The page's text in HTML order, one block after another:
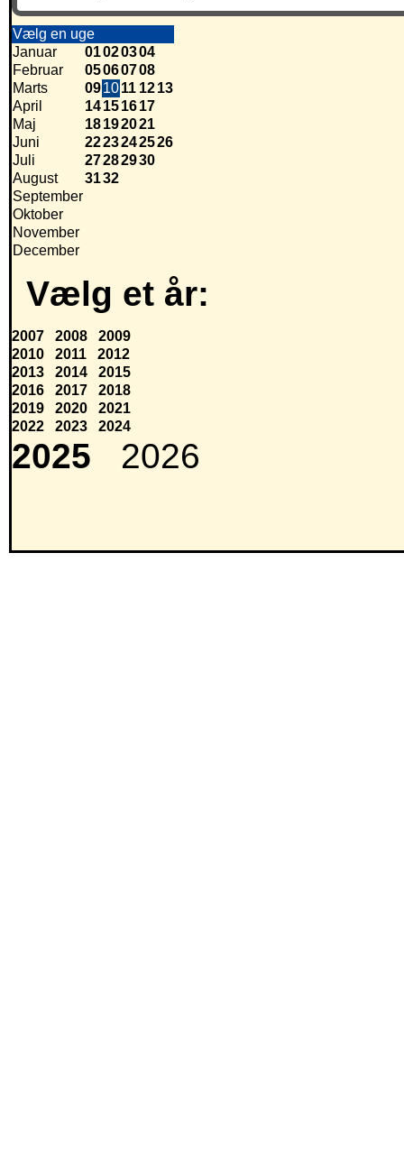
Vælg en uge
Januar
01020304
Februar
05060708
Marts
091011 1213
April
14151617
Maj
18192021
Juni
2223242526
Juli
27282930
August
3132
September
Oktober
November
December
Vælg et år:
2007 2008
2009
2010
2011
2012
2013
2014
2015
2016
2017
2018
2019
2020
2021
2022
2023 2024
2025 2026